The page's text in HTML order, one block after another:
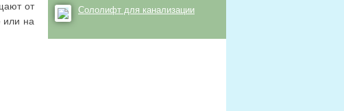
от
или на
Сололифт для канализации